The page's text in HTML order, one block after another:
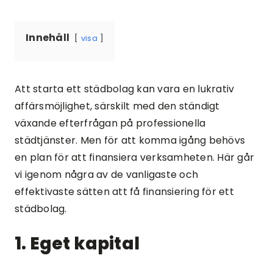
Innehåll visa
Att starta ett städbolag kan vara en lukrativ
affärsmöjlighet, särskilt med den ständigt
växande efterfrågan på professionella
städtjänster. Men för att komma igång behövs
en plan för att finansiera verksamheten. Här går
vi igenom några av de vanligaste och
effektivaste sätten att få finansiering för ett
städbolag.
1. Eget kapital